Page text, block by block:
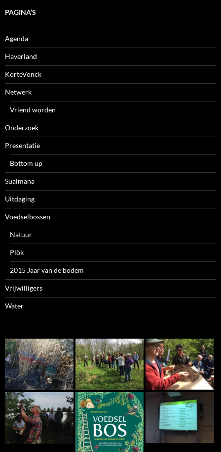
PAGINA’S
Agenda
Haverland
KorteVonck
Netwerk
Vriend worden
Onderzoek
Presentatie
Bottom up
Sualmana
Uitdaging
Voedselbossen
Natuur
Plök
2015 Jaar van de bodem
Vrijwilligers
Water